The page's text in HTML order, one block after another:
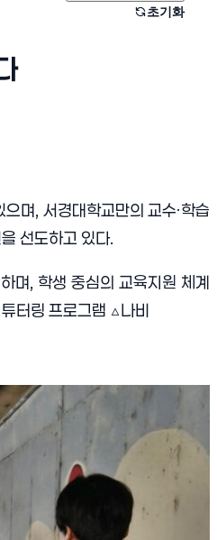
초기화
며, 서경대학교만의 교수·학습
선도하고 있다.
며, 학생 중심의 교육지원 체계
터링 프로그램 △나비